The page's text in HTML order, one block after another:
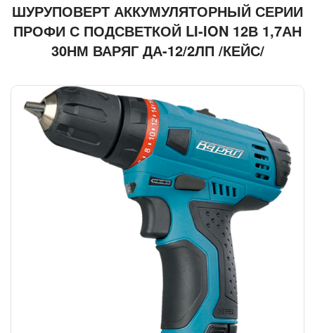
ШУРУПОВЕРТ АККУМУЛЯТОРНЫЙ СЕРИИ
ПРОФИ С ПОДСВЕТКОЙ LI-ION 12В 1,7АН
30НМ ВАРЯГ ДА-12/2ЛП /КЕЙС/